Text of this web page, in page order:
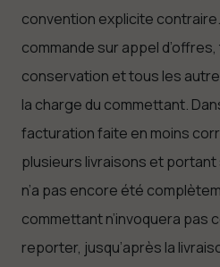
convention explicite contraire.
commande sur appel
conservation et tous les
la charge du commettant.
facturation faite en moins
plusieurs livraisons et portant
n’a pas encore été
commettant n’invoquera pas
reporter, jusqu’après la